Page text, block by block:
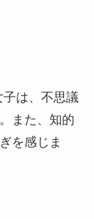
は、不思議
また、知的
を感じま